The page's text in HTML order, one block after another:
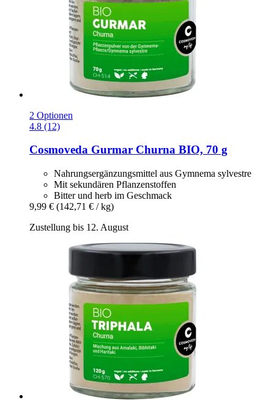
2 Optionen
4.8 (12)
Cosmoveda Gurmar Churna BIO, 70 g
Nahrungsergänzungsmittel aus Gymnema sylvestre
Mit sekundären Pflanzenstoffen
Bitter und herb im Geschmack
9,99 € (142,71 € / kg)
Zustellung bis 12. August